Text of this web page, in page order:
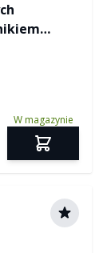
W magazynie